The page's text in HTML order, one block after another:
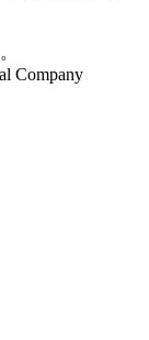
Company